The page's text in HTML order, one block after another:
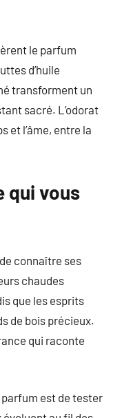
le parfum
d’huile
transforment un
sacré. L’odorat
et l’âme, entre la
qui vous
connaître ses
chaudes
que les esprits
de bois précieux.
qui raconte
est de tester